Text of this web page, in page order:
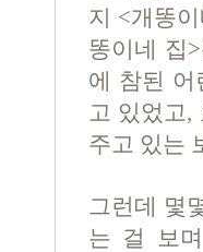
지 <개똥
똥이네 집
에 참된 어
고 있었고,
주고 있는
그런데 몇
는 걸 보